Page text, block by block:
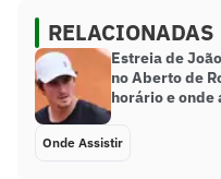
RELACIONADAS
Estreia de
no Aberto de
horário e onde
Onde Assistir